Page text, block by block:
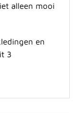
alleen mooi
en
3